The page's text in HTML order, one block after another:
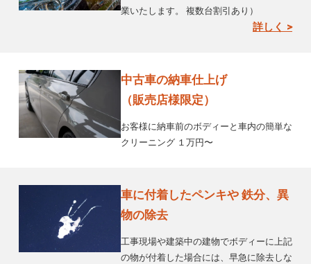
業いたします。 複数台割引あり）
詳しく >
中古車の納車仕上げ
（販売店様限定）
お客様に納車前のボディーと車内の簡単な
クリーニング １万円〜
車に付着したペンキや 鉄分、異
物の除去
工事現場や建築中の建物でボディーに上記
の物が付着した場合には、早急に除去しな